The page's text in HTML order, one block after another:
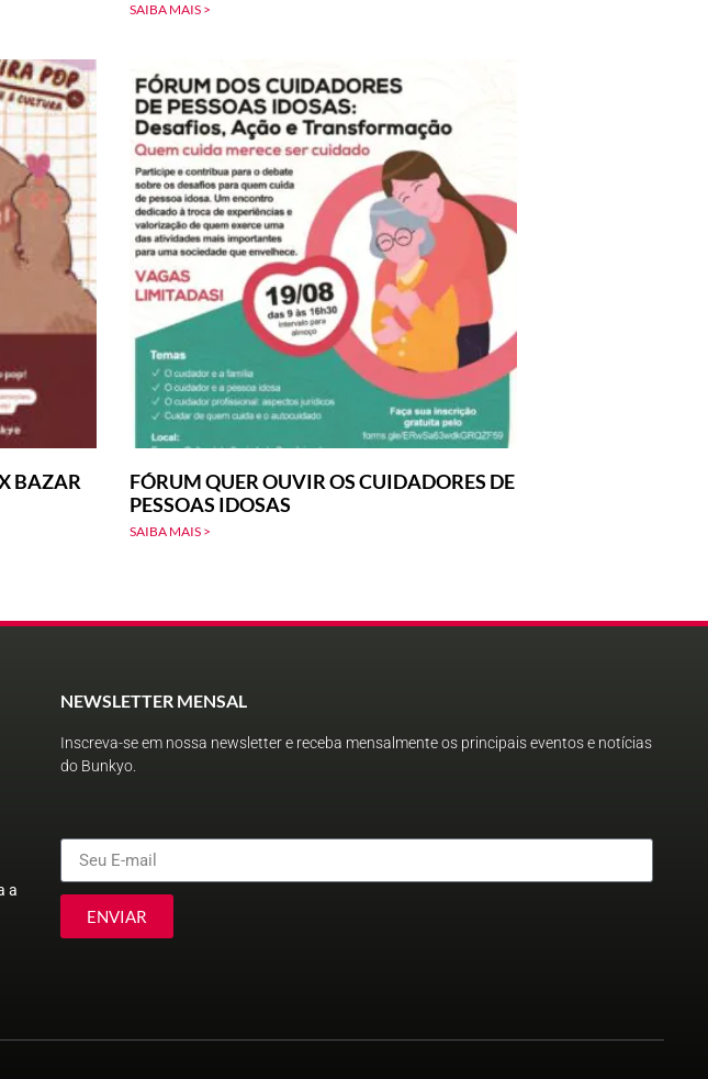
SAIBA MAIS >
BAZAR
FÓRUM QUER OUVIR OS CUIDADORES DE
PESSOAS IDOSAS
SAIBA MAIS >
a
NEWSLETTER MENSAL
Inscreva-se em nossa newsletter e receba mensalmente os principais eventos e notícias
do Bunkyo.
ENVIAR